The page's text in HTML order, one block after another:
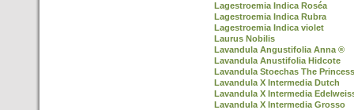
Lagestroemia Indica Roséa
Lagestroemia Indica Rubra
Lagestroemia Indica violet
Laurus Nobilis
Lavandula Angustifolia Anna ®
Lavandula Anustifolia Hidcote
Lavandula Stoechas The
Lavandula X Intermedia Dutch
Lavandula X Intermedia
Lavandula X Intermedia Grosso